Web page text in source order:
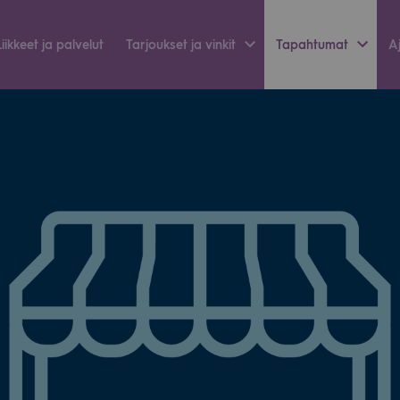
ja pal­ve­lut Tar­jouk­set ja vin­kit Tapah­tu­mat